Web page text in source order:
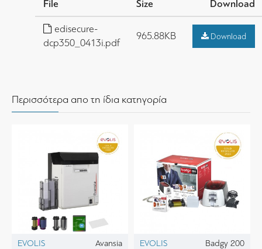
File Size Download
edisecure-
dcp350_0413i.pdf
965.88KB Download
Περισσότερα απο τη ίδια κατηγορία
EVOLIS Avansia EVOLIS Badgy 200